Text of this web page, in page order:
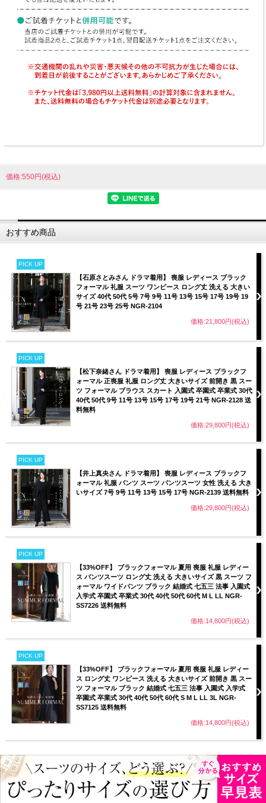
価格:550円(税込)
おすすめ商品
PICK UP
【石原さとみさん ドラマ着用】 喪服 レディース ブラック
フォーマル 礼服 スーツ ワンピース ロング丈 洗える 大きい
サイズ 40代 50代 5号 7号 9号 11号 13号 15号 17号 19号 19
号 21号 23号 25号 NGR-2104
価格:21,800円(税込)
PICK UP
【松下奈緒さん ドラマ着用】 喪服 レディース ブラックフ
ォーマル 正喪服 礼服 ロング丈 大きいサイズ 前開き 黒 スー
ツ フォーマル ブラウス スカート 入園式 卒園式 卒業式 30代
40代 50代 9号 11号 13号 15号 17号 19号 21号 NGR-2128 送
料無料
価格:29,800円(税込)
PICK UP
【井上真央さん ドラマ着用】 喪服 レディース ブラックフ
ォーマル 礼服 パンツ スーツ パンツスーツ 女性 洗える 大き
いサイズ 7号 9号 11号 13号 15号 17号 NGR-2139 送料無料
価格:29,800円(税込)
PICK UP
【33%OFF】 ブラックフォーマル 夏用 喪服 礼服 レディー
ス パンツスーツ ロング丈 洗える 大きいサイズ 黒 スーツ フ
ォーマル ワイドパンツ ブラック 結婚式 七五三 法事 入園式
入学式 卒園式 卒業式 30代 40代 50代 60代 M L LL NGR-
SS7226 送料無料
価格:14,800円(税込)
PICK UP
【33%OFF】 ブラックフォーマル 夏用 喪服 礼服 レディー
ス ロング丈 ワンピース 洗える 大きいサイズ 前開き 黒 スー
ツ フォーマル ブラック 結婚式 七五三 法事 入園式 入学式
卒園式 卒業式 30代 40代 50代 60代 S M L LL 3L NGR-
SS7125 送料無料
価格:14,800円(税込)